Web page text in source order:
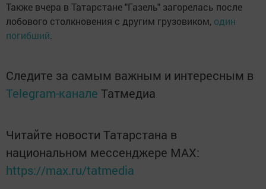
Также вчера в Татарстане "Газель" загорелась после
лобового столкновения с другим грузовиком, один
погибший.
Следите за самым важным и интересным в
Telegram-канале Татмедиа
Читайте новости Татарстана в
национальном мессенджере MАХ:
https://max.ru/tatmedia